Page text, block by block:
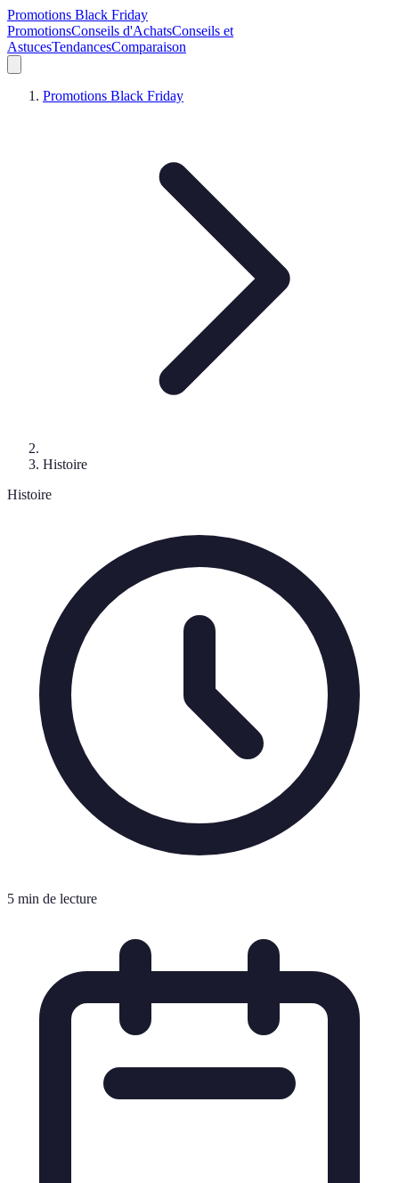
Promotions Black Friday
PromotionsConseils d'AchatsConseils et
AstucesTendancesComparaison
Promotions Black Friday
Histoire
Histoire
5 min de lecture